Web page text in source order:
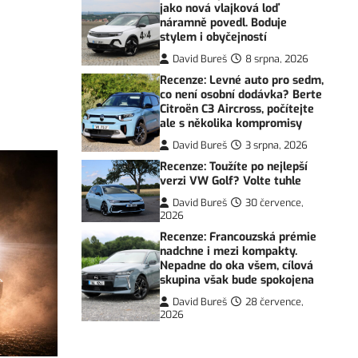
jako nová vlajková loď
náramně povedl. Boduje
stylem i obyčejností
David Bureš 8 srpna, 2026
Recenze: Levné auto pro sedm,
co není osobní dodávka? Berte
Citroën C3 Aircross, počítejte
ale s několika kompromisy
David Bureš 3 srpna, 2026
Recenze: Toužíte po nejlepší
verzi VW Golf? Volte tuhle
David Bureš
30 července,
2026
Recenze: Francouzská prémie
nadchne i mezi kompakty.
Nepadne do oka všem, cílová
skupina však bude spokojena
David Bureš
28 července,
2026